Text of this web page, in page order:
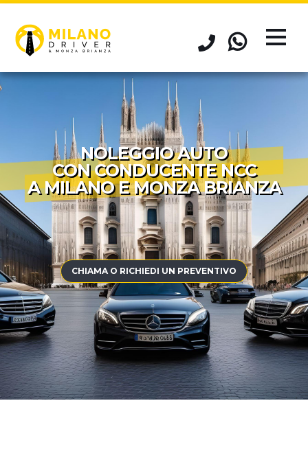
NOLEGGIO AUTO
CON CONDUCENTE NCC
A MILANO E MONZA BRIANZA
CHIAMA O RICHIEDI UN PREVENTIVO